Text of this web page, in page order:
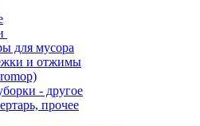
для мусора
и отжимы
- другое
прочее